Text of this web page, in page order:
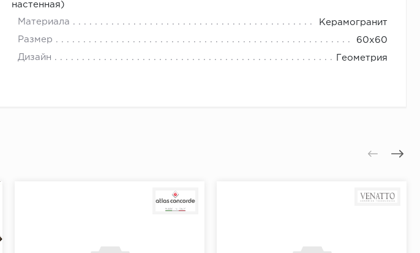
настенная)
Материала Керамогранит
Размер 60x60
Дизайн Геометрия